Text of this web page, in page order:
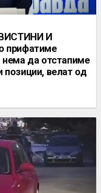
И
прифатиме
нема да отстапиме
велат од